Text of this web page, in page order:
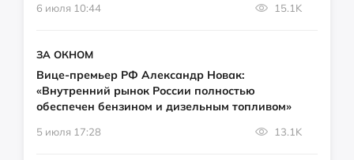
6 июля 10:44 15.1K
ЗА ОКНОМ
Вице-премьер РФ Александр Новак:
«Внутренний рынок России полностью
обеспечен бензином и дизельным топливом»
5 июля 17:28 13.1K